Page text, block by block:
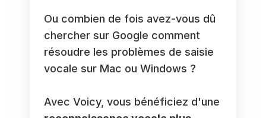
Ou combien de fois avez-vous dû
chercher sur Google comment
résoudre les problèmes de saisie
vocale sur Mac ou Windows ?